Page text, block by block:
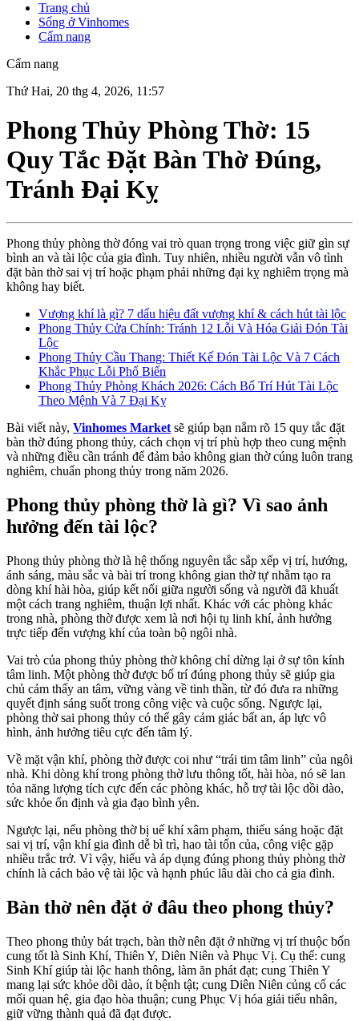
Trang chủ
Sống ở Vinhomes
Cẩm nang
Cẩm nang
Thứ Hai, 20 thg 4, 2026, 11:57
Phong Thủy Phòng Thờ: 15
Quy Tắc Đặt Bàn Thờ Đúng,
Tránh Đại Kỵ
Phong thủy phòng thờ đóng vai trò quan trọng trong việc giữ gìn sự
bình an và tài lộc của gia đình. Tuy nhiên, nhiều người vẫn vô tình
đặt bàn thờ sai vị trí hoặc phạm phải những đại kỵ nghiêm trọng mà
không hay biết.
Vượng khí là gì? 7 dấu hiệu đất vượng khí & cách hút tài lộc
Phong Thủy Cửa Chính: Tránh 12 Lỗi Và Hóa Giải Đón Tài
Lộc
Phong Thủy Cầu Thang: Thiết Kế Đón Tài Lộc Và 7 Cách
Khắc Phục Lỗi Phổ Biến
Phong Thủy Phòng Khách 2026: Cách Bố Trí Hút Tài Lộc
Theo Mệnh Và 7 Đại Kỵ
Bài viết này, Vinhomes Market sẽ giúp bạn nắm rõ 15 quy tắc đặt
bàn thờ đúng phong thủy, cách chọn vị trí phù hợp theo cung mệnh
và những điều cần tránh để đảm bảo không gian thờ cúng luôn trang
nghiêm, chuẩn phong thủy trong năm 2026.
Phong thủy phòng thờ là gì? Vì sao ảnh
hưởng đến tài lộc?
Phong thủy phòng thờ là hệ thống nguyên tắc sắp xếp vị trí, hướng,
ánh sáng, màu sắc và bài trí trong không gian thờ tự nhằm tạo ra
dòng khí hài hòa, giúp kết nối giữa người sống và người đã khuất
một cách trang nghiêm, thuận lợi nhất. Khác với các phòng khác
trong nhà, phòng thờ được xem là nơi hội tụ linh khí, ảnh hưởng
trực tiếp đến vượng khí của toàn bộ ngôi nhà.
Vai trò của phong thủy phòng thờ không chỉ dừng lại ở sự tôn kính
tâm linh. Một phòng thờ được bố trí đúng phong thủy sẽ giúp gia
chủ cảm thấy an tâm, vững vàng về tinh thần, từ đó đưa ra những
quyết định sáng suốt trong công việc và cuộc sống. Ngược lại,
phòng thờ sai phong thủy có thể gây cảm giác bất an, áp lực vô
hình, ảnh hưởng tiêu cực đến tâm lý.
Về mặt vận khí, phòng thờ được coi như “trái tim tâm linh” của ngôi
nhà. Khi dòng khí trong phòng thờ lưu thông tốt, hài hòa, nó sẽ lan
tỏa năng lượng tích cực đến các phòng khác, hỗ trợ tài lộc dồi dào,
sức khỏe ổn định và gia đạo bình yên.
Ngược lại, nếu phòng thờ bị uế khí xâm phạm, thiếu sáng hoặc đặt
sai vị trí, vận khí gia đình dễ bì trì, hao tài tốn của, công việc gặp
nhiều trắc trở. Vì vậy, hiểu và áp dụng đúng phong thủy phòng thờ
chính là cách bảo vệ tài lộc và hạnh phúc lâu dài cho cả gia đình.
Bàn thờ nên đặt ở đâu theo phong thủy?
Theo phong thủy bát trạch, bàn thờ nên đặt ở những vị trí thuộc bốn
cung tốt là Sinh Khí, Thiên Y, Diên Niên và Phục Vị. Cụ thể: cung
Sinh Khí giúp tài lộc hanh thông, làm ăn phát đạt; cung Thiên Y
mang lại sức khỏe dồi dào, ít bệnh tật; cung Diên Niên củng cố các
mối quan hệ, gia đạo hòa thuận; cung Phục Vị hóa giải tiểu nhân,
giữ vững thành quả đã đạt được.